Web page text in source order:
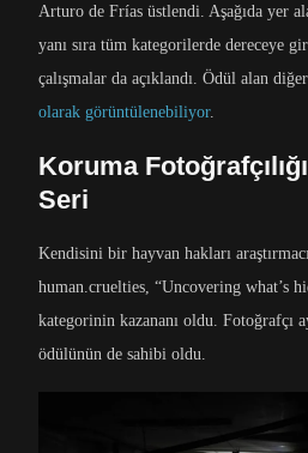
Arturo de Frías üstlendi. Aşağıda yer
yanı sıra tüm kategorilerde dereceye
çalışmalar da açıklandı. Ödül alan
olarak görüntülenebiliyor.
Koruma
Seri
Kendisini bir hayvan hakları
human.cruelties, “Uncovering what’s
kategorinin kazananı oldu. Fotoğrafçı
ödülünün de sahibi oldu.